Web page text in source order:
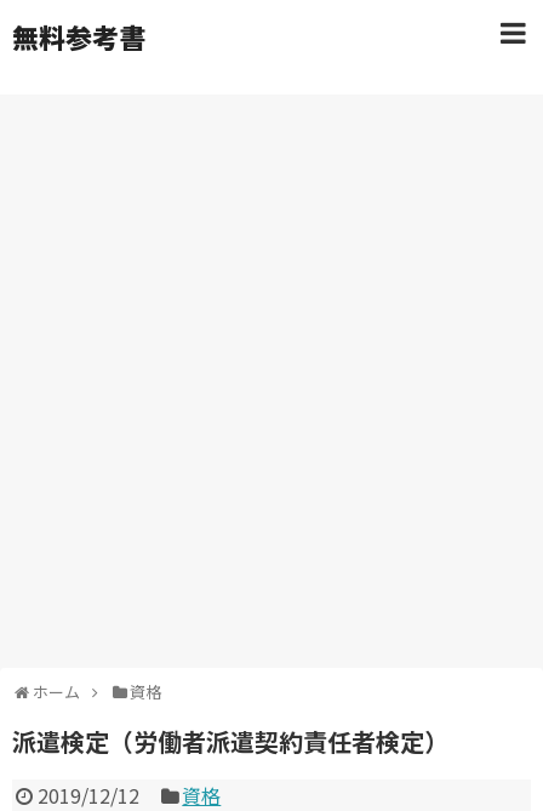
無料参考書
ホーム 資格
派遣検定（労働者派遣契約責任者検定）
2019/12/12 資格